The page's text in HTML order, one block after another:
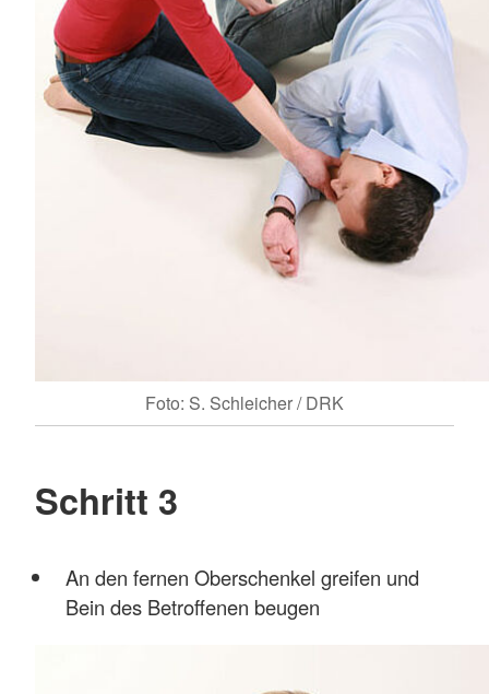
Foto: S. Schleicher / DRK
Schritt 3
An den fernen Oberschenkel greifen und
Bein des Betroffenen beugen